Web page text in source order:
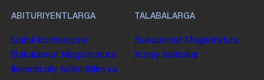
ABITURIYENTLARGA
Qabul komissiyasi
Bakalavriat Magistratura
Ikkinchi oliy taʼlim Bilim va
TALABALARGA
Bakalavriat Magistratura
Xorijiy talabalar